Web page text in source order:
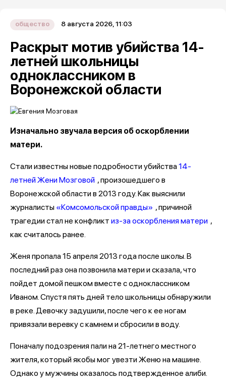
общество 8 августа 2026, 11:03
Раскрыт мотив убийства 14-
летней школьницы
одноклассником в
Воронежской области
Изначально звучала версия об оскорблении
матери.
Стали известны новые подробности убийства14-
летней Жени Мозговой , произошедшего в
Воронежской области в 2013 году. Как выяснили
журналисты «Комсомольской правды» , причиной
трагедии стал не конфликт из-за оскорбления матери ,
как считалось ранее.
Женя пропала 15 апреля 2013 года после школы. В
последний раз она позвонила матери и сказала, что
пойдет домой пешком вместе с одноклассником
Иваном. Спустя пять дней тело школьницы обнаружили
в реке. Девочку задушили, после чего к ее ногам
привязали веревку с камнем и сбросили в воду.
Поначалу подозрения пали на 21-летнего местного
жителя, который якобы мог увезти Женю на машине.
Однако у мужчины оказалось подтвержденное алиби.